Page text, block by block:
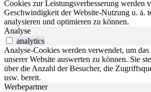
Cookies zur Leistungsverbesserung werden
Geschwindigkeit der Website-Nutzung u. ä.
analysieren und optimieren zu können.
Analyse
analytics
Analyse-Cookies werden verwendet, um
unserer Website auswerten zu können. Sie
über die Anzahl der Besucher, die
usw. bereit.
Werbepartner